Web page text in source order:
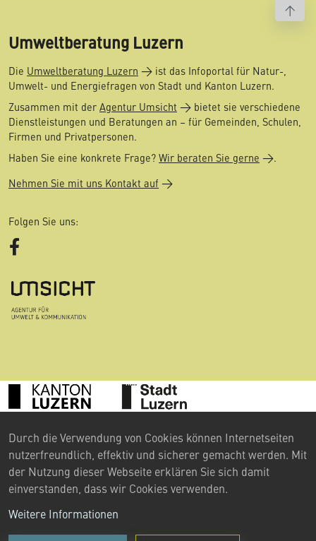
Umweltberatung Luzern
Die Umweltberatung Luzern
ist das Infoportal für Natur-,
Umwelt- und Energiefragen von Stadt und Kanton Luzern.
Zusammen mit der Agentur Umsicht
bietet sie verschiedene
Dienstleistungen und Beratungen an – für Gemeinden, Schulen,
Firmen und Privatpersonen.
Haben Sie eine konkrete Frage? Wir beraten Sie gerne
.
Nehmen Sie mit uns Kontakt auf
Folgen Sie uns:
©2024 Umweltberatung Luzern
Kontakt
Impressum
Datenschutzerklärung
Durch die Verwendung von Cookies können Internetseiten
nutzerfreundlich, effektiv und sicherer gemacht werden. Mit
der Nutzung dieser Webseite erklären Sie sich damit
einverstanden, dass wir Cookies verwenden.
Weitere Informationen